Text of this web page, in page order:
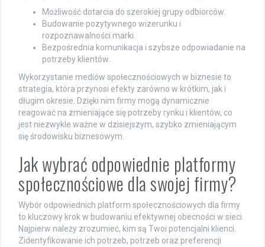
Możliwość dotarcia do szerokiej grupy odbiorców.
Budowanie pozytywnego wizerunku i
rozpoznawalności marki.
Bezpośrednia komunikacja i szybsze odpowiadanie na
potrzeby klientów.
Wykorzystanie mediów społecznościowych w biznesie to
strategia, która przynosi efekty zarówno w krótkim, jak i
długim okresie. Dzięki nim firmy mogą dynamicznie
reagować na zmieniające się potrzeby rynku i klientów, co
jest niezwykle ważne w dzisiejszym, szybko zmieniającym
się środowisku biznesowym.
Jak wybrać odpowiednie platformy
społecznościowe dla swojej firmy?
Wybór odpowiednich platform społecznościowych dla firmy
to kluczowy krok w budowaniu efektywnej obecności w sieci.
Najpierw należy zrozumieć, kim są Twoi potencjalni klienci.
Zidentyfikowanie ich potrzeb, potrzeb oraz preferencji